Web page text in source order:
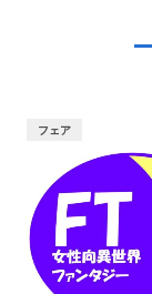
フェア